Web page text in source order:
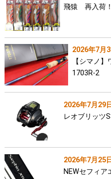
飛猿 再入荷！
2026年7月
【シマノ
1703R-2
2026年7月29日
レオブリッツ
2026年7月25日
NEWセフィア